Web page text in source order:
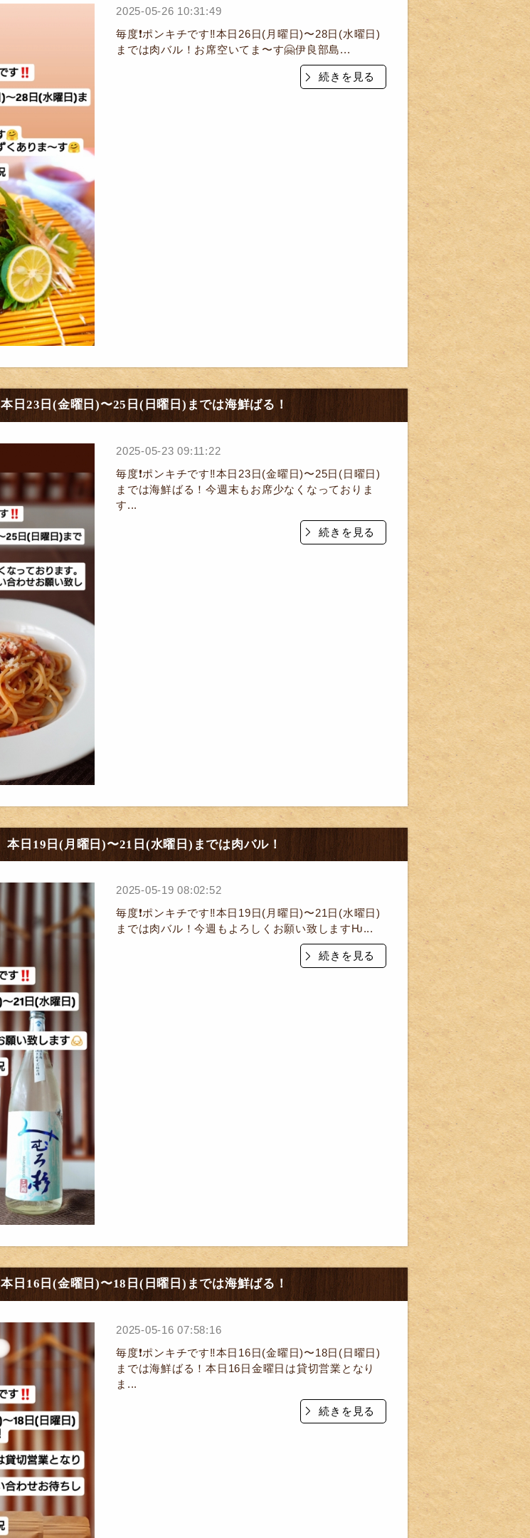
2025-05-26 10:31:49
毎度❗ポンキチです‼️本日26日(月曜日)〜28日(水曜日)
までは肉バル！お席空いてま〜す🤗伊良部島...
続きを見る
本日23日(金曜日)〜25日(日曜日)までは海鮮ばる！
2025-05-23 09:11:22
毎度❗ポンキチです‼️本日23日(金曜日)〜25日(日曜日)
までは海鮮ばる！今週末もお席少なくなっておりま
す...
続きを見る
本日19日(月曜日)〜21日(水曜日)までは肉バル！
2025-05-19 08:02:52
毎度❗ポンキチです‼️本日19日(月曜日)〜21日(水曜日)
までは肉バル！今週もよろしくお願い致しますǶ...
続きを見る
本日16日(金曜日)〜18日(日曜日)までは海鮮ばる！
2025-05-16 07:58:16
毎度❗ポンキチです‼️本日16日(金曜日)〜18日(日曜日)
までは海鮮ばる！本日16日金曜日は貸切営業となり
ま...
続きを見る